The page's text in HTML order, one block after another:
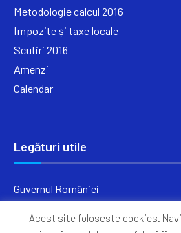
Metodologie calcul 2016
Impozite și taxe locale
Scutiri 2016
Amenzi
Calendar
Legături utile
Guvernul României
Acest site foloseste cookies.